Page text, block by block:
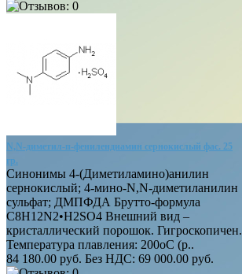
N,N-диметил-п-фенилендиамин сернокислый фас. 25
гр.
Синонимы 4-(Диметиламино)анилин
сернокислый; 4-мино-N,N-диметиланилин
сульфат; ДМПФДА Брутто-формула
C8H12N2•H2SO4 Внешний вид –
кристаллический порошок. Гигроскопичен.
Температура плавления: 200оС (р..
84 180.00 руб. Без НДС: 69 000.00 руб.